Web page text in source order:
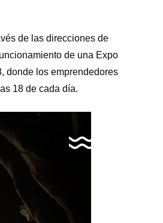
de las direcciones de
de una Expo
donde los emprendedores
18 de cada día.